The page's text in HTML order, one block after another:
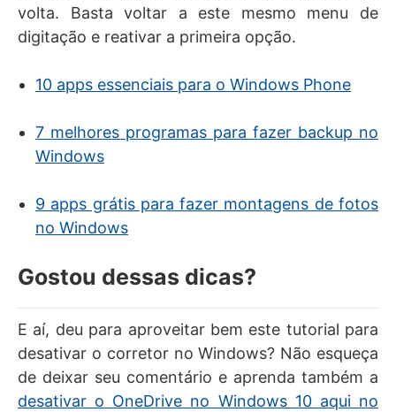
volta. Basta voltar a este mesmo menu de
digitação e reativar a primeira opção.
10 apps essenciais para o Windows Phone
7 melhores programas para fazer backup no
Windows
9 apps grátis para fazer montagens de fotos
no Windows
Gostou dessas dicas?
E aí, deu para aproveitar bem este tutorial para
desativar o corretor no Windows? Não esqueça
de deixar seu comentário e aprenda também a
desativar o OneDrive no Windows 10 aqui no